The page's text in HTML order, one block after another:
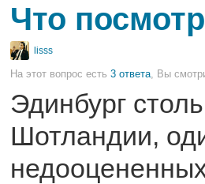
Что
lisss
На этот вопрос есть 3 ответа , Вы
Эдинбург
Шотландии,